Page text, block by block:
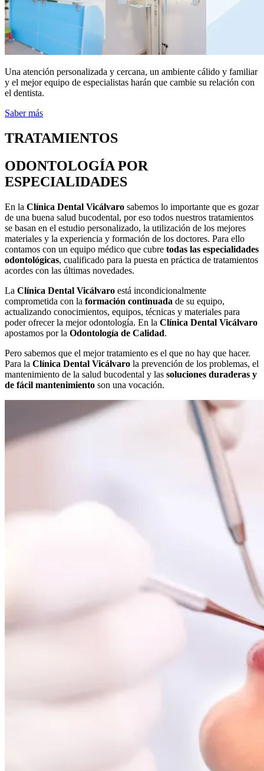
Una atención personalizada y cercana, un ambiente cálido y familiar
y el mejor equipo de especialistas harán que cambie su relación con
el dentista.
Saber más
TRATAMIENTOS
ODONTOLOGÍA POR
ESPECIALIDADES
En la Clínica Dental Vicálvaro sabemos lo importante que es gozar
de una buena salud bucodental, por eso todos nuestros tratamientos
se basan en el estudio personalizado, la utilización de los mejores
materiales y la experiencia y formación de los doctores. Para ello
contamos con un equipo médico que cubre todas las especialidades
odontológicas, cualificado para la puesta en práctica de tratamientos
acordes con las últimas novedades.
La Clínica Dental Vicálvaro está incondicionalmente
comprometida con la formación continuada de su equipo,
actualizando conocimientos, equipos, técnicas y materiales para
poder ofrecer la mejor odontología. En la Clínica Dental Vicálvaro
apostamos por la Odontología de Calidad.
Pero sabemos que el mejor tratamiento es el que no hay que hacer.
Para la Clínica Dental Vicálvaro la prevención de los problemas, el
mantenimiento de la salud bucodental y las soluciones duraderas y
de fácil mantenimiento son una vocación.